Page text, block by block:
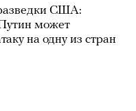
США:
может
на одну из стран